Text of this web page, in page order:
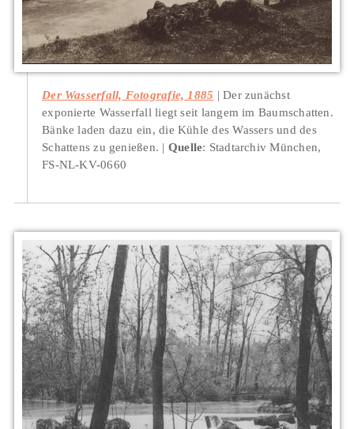
Der Wasserfall, Fotografie, 1885
Der zunächst
exponierte Wasserfall liegt seit langem im Baumschatten.
Bänke laden dazu ein, die Kühle des Wassers und des
Schattens zu genießen.
Quelle: Stadtarchiv München,
FS-NL-KV-0660